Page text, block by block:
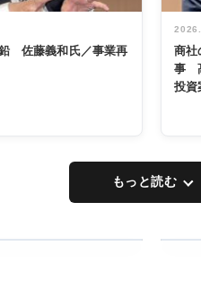
佐藤義和氏／事業再
商社
事
投資
もっと読む